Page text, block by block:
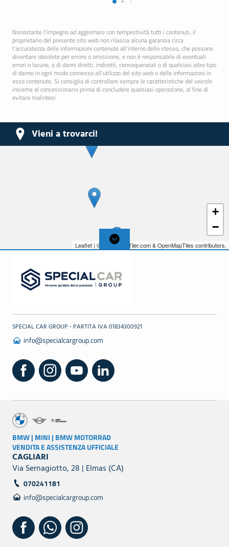
Nonostante l'impegno ad aggiornare con tempestività tutti i contenuti, il
proprietario del presente sito web non rilascia alcuna garanzia circa
l'accuratezza delle informazioni contenute all'interno dello stesso, che possono
diventare obsolete per errore o omissione, e non è responsabile di eventuali
errori o lacune, o di danni diretti, indiretti, consequenziali o di qualsiasi altro tipo
di danno in ogni modo connesso all'utilizzo del sito web o delle informazioni in
esso contenute. Si consiglia di controllare sempre le caratteristiche del veicolo
insieme al concessionario prima di concludere qualsiasi operazione, al fine di
evitare malintesi
Vieni a trovarci!
+
−
Leaflet | © 2026,MapTiler.com&OpenMapTiles contributors.
SPECIAL CAR GROUP - PARTITA IVA 01834300921
info@specialcargroup.com
BMW | MINI | BMW MOTORRAD
VENDITA E ASSISTENZA UFFICIALE
CAGLIARI
Via Sernagiotto, 28 | Elmas (CA)
070241181
info@specialcargroup.com